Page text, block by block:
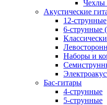
Чехлы
Акустические
12-струнные
6-струнные
Наборы и
Бас-гитары
4-струнные
5-струнные